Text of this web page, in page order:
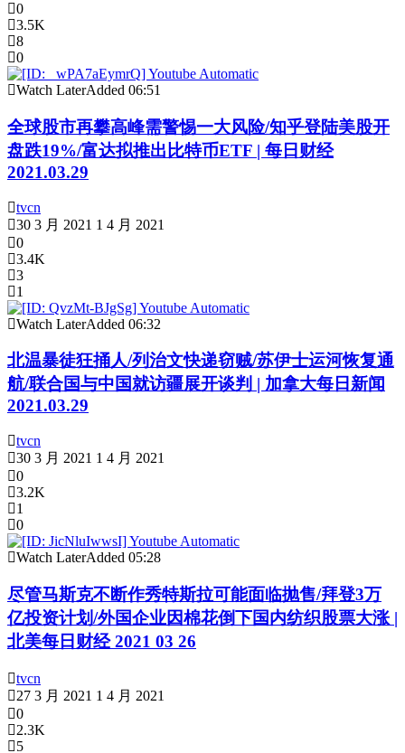
0
3.5K
8
0
Watch LaterAdded 06:51
全球股市再攀高峰需警惕一大风险/知乎登陆美股开
盘跌19%/富达拟推出比特币ETF | 每日财经
2021.03.29
tvcn
30 3 月 2021 1 4 月 2021
0
3.4K
3
1
Watch LaterAdded 06:32
北温暴徒狂捅人/列治文快递窃贼/苏伊士运河恢复通
航/联合国与中国就访疆展开谈判 | 加拿大每日新闻
2021.03.29
tvcn
30 3 月 2021 1 4 月 2021
0
3.2K
1
0
Watch LaterAdded 05:28
尽管马斯克不断作秀特斯拉可能面临抛售/拜登3万
亿投资计划/外国企业因棉花倒下国内纺织股票大涨 |
北美每日财经 2021 03 26
tvcn
27 3 月 2021 1 4 月 2021
0
2.3K
5